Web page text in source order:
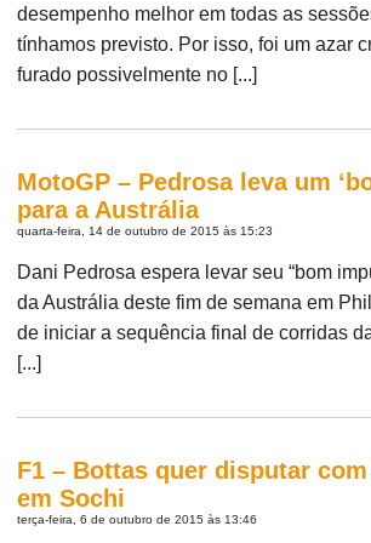
desempenho melhor em todas as
tínhamos previsto. Por isso, foi um azar
furado possivelmente no [...]
MotoGP – Pedrosa leva um
para a Austrália
quarta-feira, 14 de outubro de 2015 às 15:23
Dani Pedrosa espera levar seu “bom
da Austrália deste fim de semana em
de iniciar a sequência final de corridas
[...]
F1 – Bottas quer disputar
em Sochi
terça-feira, 6 de outubro de 2015 às 13:46